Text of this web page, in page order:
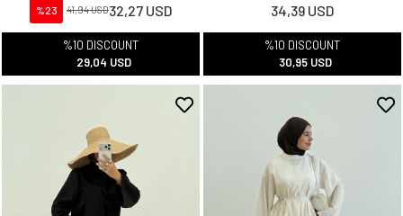
%23 41,94 USD32,27 USD
%10 DISCOUNT
29,04 USD
34,39 USD
%10 DISCOUNT
30,95 USD